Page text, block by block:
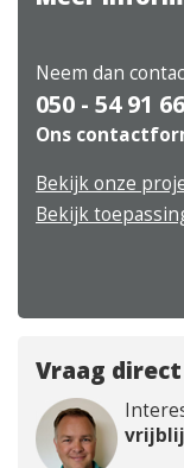
Neem dan
050 - 54 91
Ons
Bekijk onze
Bekijk
Vraag